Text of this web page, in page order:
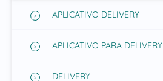
APLICATIVO DELIVERY
APLICATIVO PARA DELIVERY
DELIVERY